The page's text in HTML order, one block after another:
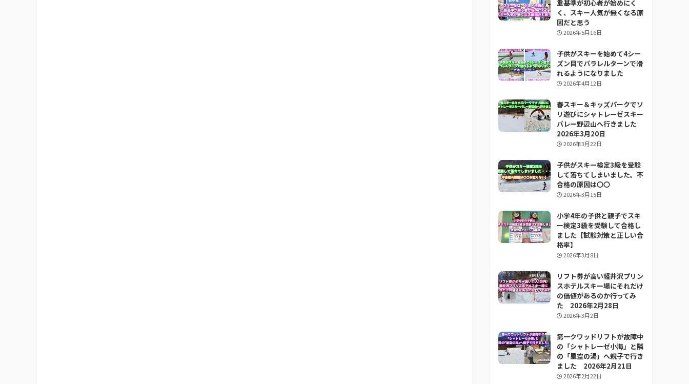
重基準が初心者が始めにく
く、スキー人気が無くなる原
因だと思う
2026年5月16日
子供がスキーを始めて4シー
ズン目でパラレルターンで滑
れるようになりました
2026年4月12日
春スキー＆キッズパークでソ
リ遊びにシャトレーゼスキー
バレー野辺山へ行きました
2026年3月20日
2026年3月22日
子供がスキー検定3級を受験
して落ちてしまいました。不
合格の原因は〇〇
2026年3月15日
小学4年の子供と親子でスキ
ー検定3級を受験して合格し
ました【試験対策と正しい合
格率】
2026年3月8日
リフト券が高い軽井沢プリン
スホテルスキー場にそれだけ
の価値があるのか行ってみ
た 2026年2月28日
2026年3月2日
第一クワッドリフトが故障中
の「シャトレーゼ小海」と隣
の「星空の湯」へ親子で行き
ました 2026年2月21日
2026年2月22日